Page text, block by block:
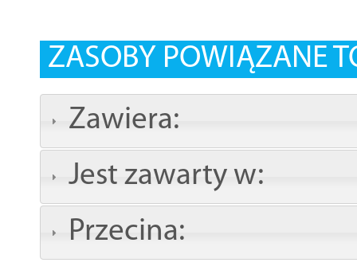
ZASOBY POWIĄZANE
Zawiera:
Jest zawarty w:
Przecina: